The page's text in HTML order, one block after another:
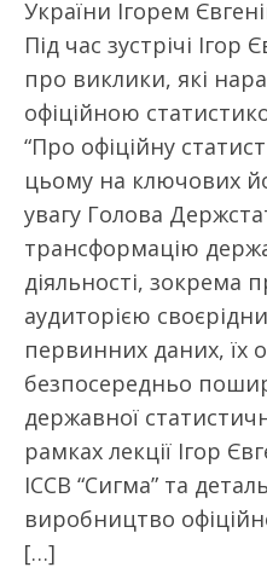
України Ігорем
Під час зустрічі Ігор
про виклики, які
офіційною
“Про офіційну
цьому на ключових
увагу Голова
трансформацію
діяльності, зокрема
аудиторією
первинних даних, їх
безпосередньо
державної
рамках лекції Ігор
ІССВ “Сигма” та
виробництво
[…]